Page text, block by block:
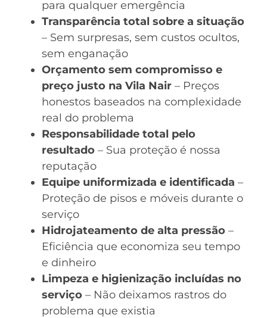
para qualquer emergência
Transparência total sobre a situação
– Sem surpresas, sem custos ocultos,
sem enganação
Orçamento sem compromisso e
preço justo na Vila Nair – Preços
honestos baseados na complexidade
real do problema
Responsabilidade total pelo
resultado – Sua proteção é nossa
reputação
Equipe uniformizada e identificada –
Proteção de pisos e móveis durante o
serviço
Hidrojateamento de alta pressão –
Eficiência que economiza seu tempo
e dinheiro
Limpeza e higienização incluídas no
serviço – Não deixamos rastros do
problema que existia